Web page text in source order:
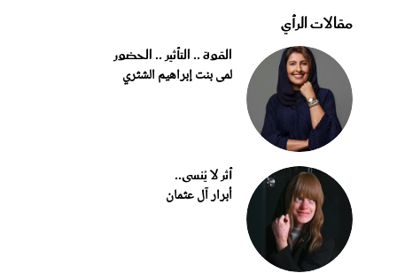
مقالات الرأي
القوة .. التأثير .. الحضور
لمى بنت إبراهيم الشثري
أثر لا يُنسى..
أبرار آل عثمان